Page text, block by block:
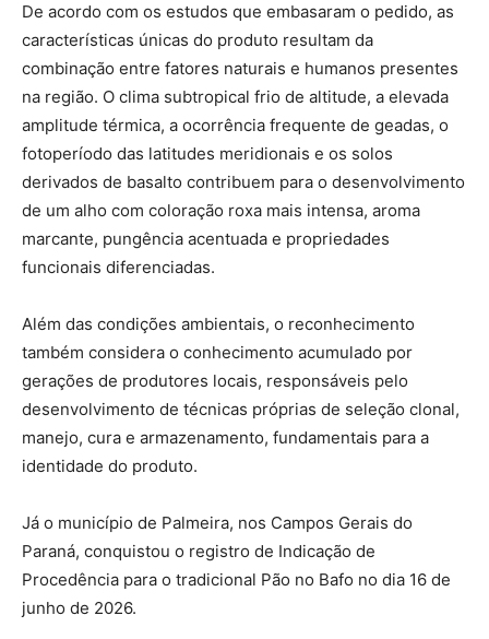
De acordo com os estudos que embasaram o pedido, as
características únicas do produto resultam da
combinação entre fatores naturais e humanos presentes
na região. O clima subtropical frio de altitude, a elevada
amplitude térmica, a ocorrência frequente de geadas, o
fotoperíodo das latitudes meridionais e os solos
derivados de basalto contribuem para o desenvolvimento
de um alho com coloração roxa mais intensa, aroma
marcante, pungência acentuada e propriedades
funcionais diferenciadas.
Além das condições ambientais, o reconhecimento
também considera o conhecimento acumulado por
gerações de produtores locais, responsáveis pelo
desenvolvimento de técnicas próprias de seleção clonal,
manejo, cura e armazenamento, fundamentais para a
identidade do produto.
Já o município de Palmeira, nos Campos Gerais do
Paraná, conquistou o registro de Indicação de
Procedência para o tradicional Pão no Bafo no dia 16 de
junho de 2026.